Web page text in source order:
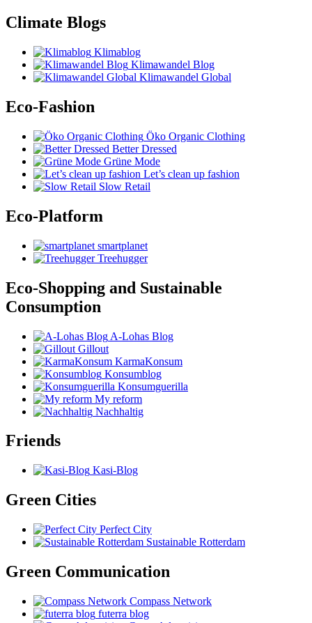
Climate Blogs
Klimablog
Klimawandel Blog
Klimawandel Global
Eco-Fashion
Öko Organic Clothing
Better Dressed
Grüne Mode
Let’s clean up fashion
Slow Retail
Eco-Platform
smartplanet
Treehugger
Eco-Shopping and Sustainable
Consumption
A-Lohas Blog
Gillout
KarmaKonsum
Konsumblog
Konsumguerilla
My reform
Nachhaltig
Friends
Kasi-Blog
Green Cities
Perfect City
Sustainable Rotterdam
Green Communication
Compass Network
futerra blog